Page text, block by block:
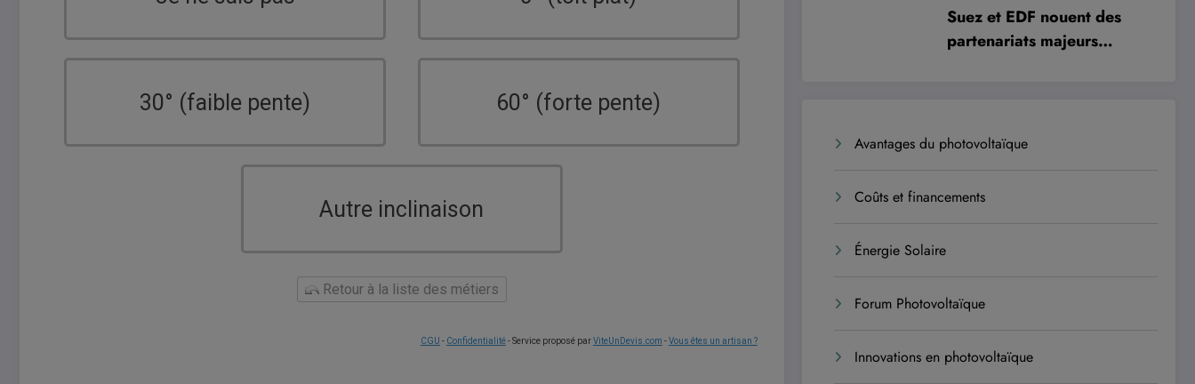
30° (faible pente) 60° (forte pente)
Autre inclinaison
Retour à la liste des métiers
CGU - Confidentialité- Service proposé parViteUnDevis.com -Vous êtes un artisan ?
infrastructures
Suez et EDF nouent des
partenariats majeurs
Avantages du photovoltaïque
Coûts et financements
Énergie Solaire
Forum Photovoltaïque
Innovations en photovoltaïque